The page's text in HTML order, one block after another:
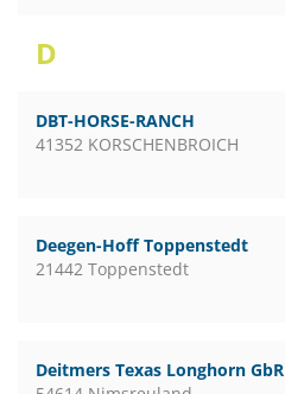
D
DBT-HORSE-RANCH
41352 KORSCHENBROICH
Deegen-Hoff Toppenstedt
21442 Toppenstedt
Deitmers Texas Longhorn GbR